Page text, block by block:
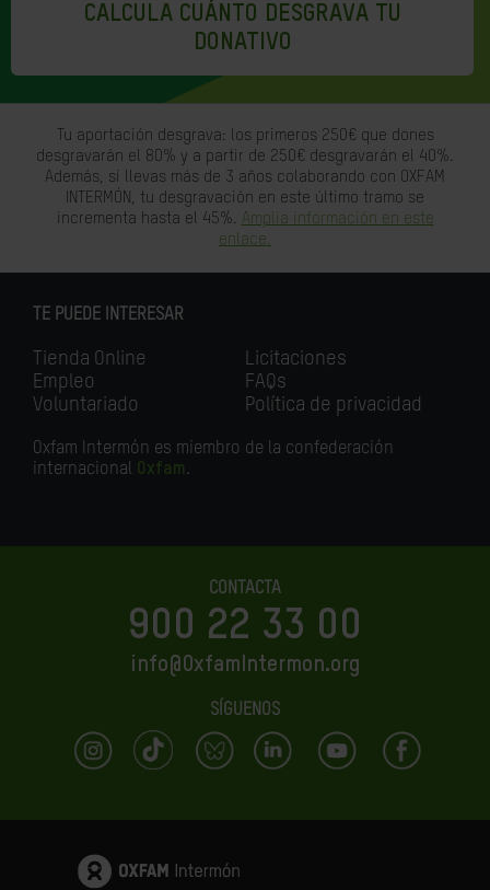
CALCULA CUÁNTO DESGRAVA TU
DONATIVO
Tu aportación desgrava: los primeros 250€ que dones
desgravarán el 80% y a partir de 250€ desgravarán el 40%.
Además, si llevas más de 3 años colaborando con OXFAM
INTERMÓN, tu desgravación en este último tramo se
incrementa hasta el 45%. Amplia información en este
enlace.
TE PUEDE INTERESAR
Tienda Online
Empleo
Voluntariado
Licitaciones
FAQs
Política de privacidad
Oxfam Intermón es miembro de la confederación
internacional Oxfam.
CONTACTA
900 22 33 00
info@OxfamIntermon.org
SÍGUENOS